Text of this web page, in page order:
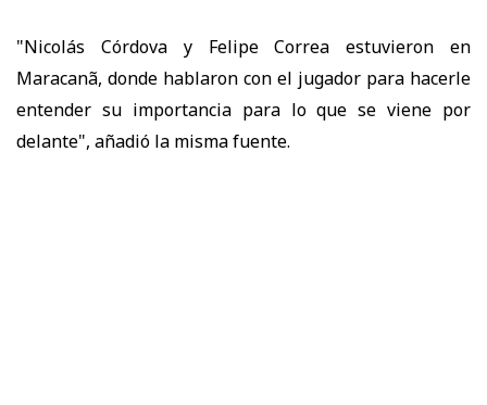
"Nicolás Córdova y Felipe Correa estuvieron en
Maracanã, donde hablaron con el jugador para hacerle
entender su importancia para lo que se viene por
delante", añadió la misma fuente.